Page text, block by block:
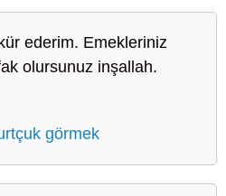
ederim. Emekleriniz
olursunuz inşallah.
görmek